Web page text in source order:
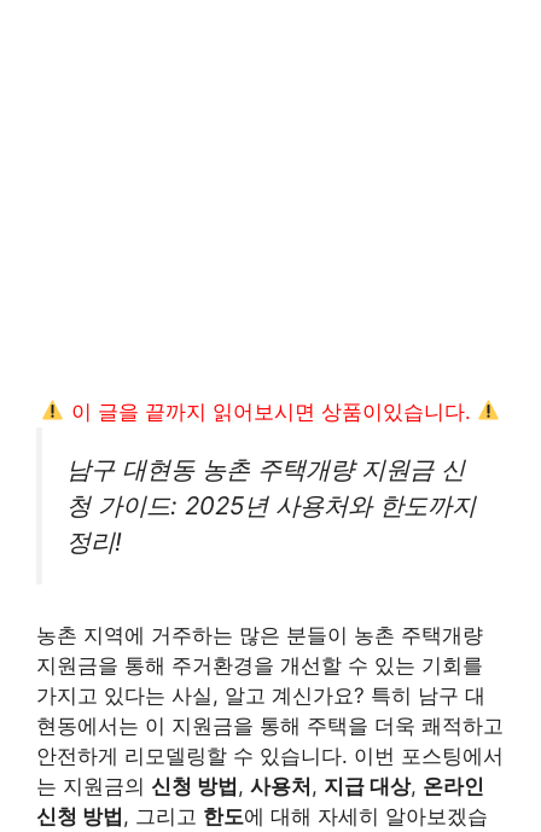
이 글을 끝까지 읽어보시면 상품이있습니다.
남구 대현동 농촌 주택개량 지원금 신
청 가이드: 2025년 사용처와 한도까지
정리!
농촌 지역에 거주하는 많은 분들이 농촌 주택개량
지원금을 통해 주거환경을 개선할 수 있는 기회를
가지고 있다는 사실, 알고 계신가요? 특히 남구 대
현동에서는 이 지원금을 통해 주택을 더욱 쾌적하고
안전하게 리모델링할 수 있습니다. 이번 포스팅에서
는 지원금의 신청 방법 , 사용처 , 지급 대상, 온라인
신청 방법 , 그리고 한도에 대해 자세히 알아보겠습